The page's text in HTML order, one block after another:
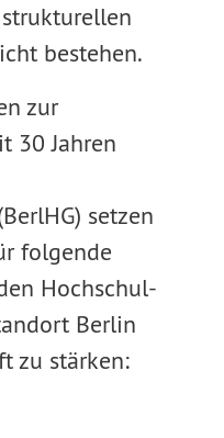
bestehen.
zur
30 Jahren
setzen
folgende
Hochschul-
Berlin
zu stärken: